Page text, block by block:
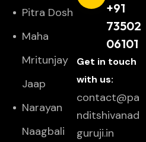
Pitra Dosh
Maha
Mritunjay
Jaap
Narayan
Naagbali
+91
73502
06101
Get in touch
with us:
contact@pa
nditshivanad
guruji.in